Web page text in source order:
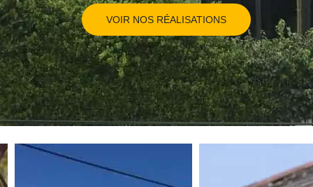
VOIR NOS RÉALISATIONS